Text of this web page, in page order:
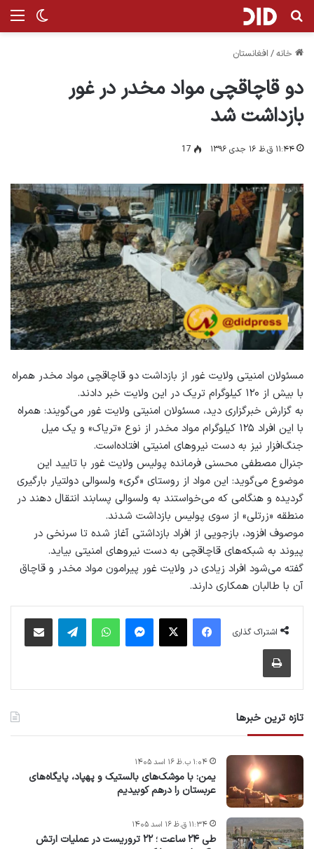
تغییر جستجو برای
خانه/ افغانستان
دو قاچاقچی مواد مخدر در غور
بازداشت شد
۱۱:۴۴ ق.ظ ۱۶ جدی ۱۳۹۶ 17
مسئولان امنیتی ولایت غور از بازداشت دو قاچاقچی مواد مخدر همراه
با بیش از ۱۲۰ کیلوگرام تریک در این ولایت خبر دادند.
به گزارش خبرگزاری دید، مسئولان امنیتی ولایت غور می‌گویند: همراه
با این افراد ۱۲۵ کیلوگرام مواد مخدر از نوع «تریاک» و یک میل
جنگ‌افزار نیز به دست نیروهای امنیتی افتاده‌است.
جنرال مصطفی محسنی فرمانده پولیس ولایت غور با تایید این
موضوع می‌گوید: این مواد از روستای «گری» ولسوالی دولتیار بارگیری
گردیده و هنگامی که می‌خواستند به ولسوالی پسابند انتقال دهند در
منطقه «زرتلی» از سوی پولیس بازداشت شدند.
موصوف افزود، بازجویی از افراد بازداشتی آغاز شده تا سرنخی در
پیوند به شبکه‌های قاچاقچی به دست نیروهای امنیتی بیاید.
گفته می‌شود افراد زیادی در ولایت غور پیرامون مواد مخدر و قاچاق
آن با طالبان همکاری دارند.
اشتراک گذاری
فیس بوک پیام رسان واتس آپ
تازه ترین خبرها
یمن: با موشک‌های بالستیک و پهپاد، پایگاه‌های
عربستان را درهم کوبیدیم
۱:۰۴ ب.ظ ۱۶ اسد ۱۴۰۵
طی ۲۴ ساعت ؛ ۲۲ تروریست در عملیات ارتش
۱۱:۳۴ ق.ظ ۱۶ اسد ۱۴۰۵